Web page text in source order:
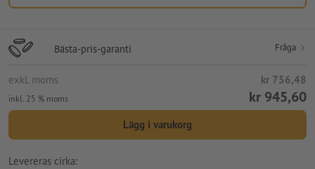
Bästa-pris-garanti Fråga
exkl. moms kr 756,48
inkl. 25 % moms kr 945,60
Lägg i varukorg
Levereras cirka: